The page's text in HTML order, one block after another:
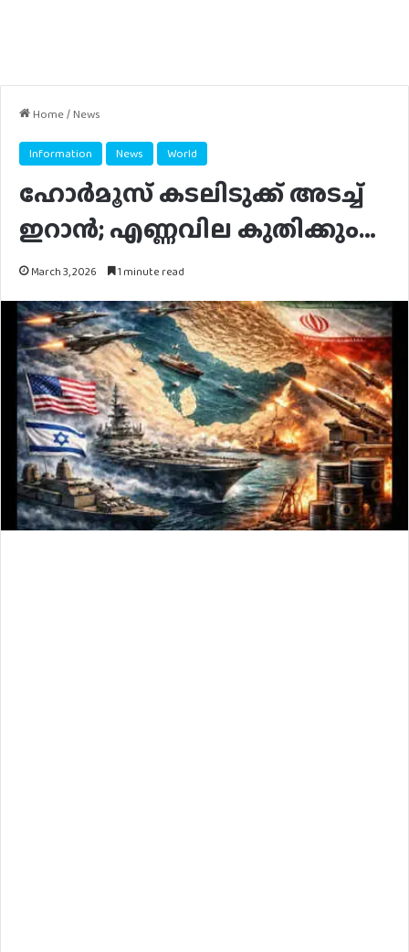
Home/News
Information News World
ഹോർമൂസ് കടലിടുക്ക് അടച്ച്
ഇറാൻ; എണ്ണവില കുതിക്കും…
March 3, 2026 1 minute read